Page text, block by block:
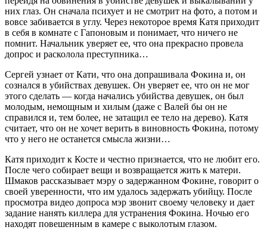
них глаз. Он сначала психует и не смотрит на фото, а потом и
вовсе забивается в углу. Через некоторое время Катя приходит
в себя в комнате с Гапоновым и понимает, что ничего не
помнит. Начальник уверяет ее, что она прекрасно провела
допрос и расколола преступника…
Сергей узнает от Кати, что она допрашивала Фокина и, он
сознался в убийствах девушек. Он уверяет ее, что он не мог
этого сделать — когда начались убийства девушек, он был
молодым, немощным и хилым (даже с Валей бы он не
справился и, тем более, не затащил ее тело на дерево). Катя
считает, что он не хочет верить в виновность Фокина, потому
что у него не останется смысла жизни…
Катя приходит к Косте и честно признается, что не любит его.
После чего собирает вещи и возвращается жить к матери.
Шмаков рассказывает мэру о задержанном Фокине, говорит о
своей уверенности, что им удалось задержать убийцу. После
просмотра видео допроса мэр звонит своему человеку и дает
задание нанять киллера для устранения Фокина. Ночью его
находят повешенным в камере с выколотым глазом.